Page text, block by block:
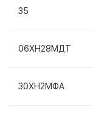
35
06ХН28МДТ
30ХН2МФА